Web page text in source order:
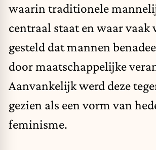
waarin traditionele
centraal staat en waar vaak
gesteld dat mannen
door maatschappelijke
Aanvankelijk werd deze
gezien als een vorm van
feminisme.